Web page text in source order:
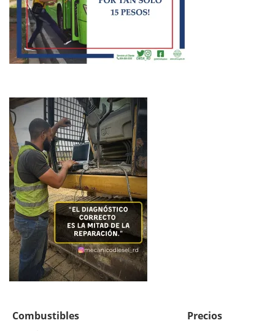
Combustibles
Precios